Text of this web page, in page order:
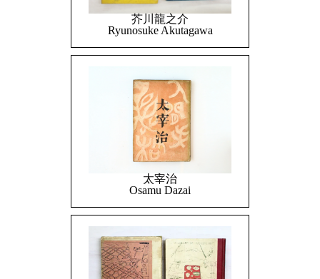
芥川龍之介
Ryunosuke Akutagawa
太宰治
Osamu Dazai